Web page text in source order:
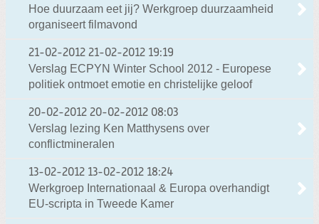
Hoe duurzaam eet jij? Werkgroep duurzaamheid
organiseert filmavond
21-02-2012 21-02-2012 19:19
Verslag ECPYN Winter School 2012 - Europese
politiek ontmoet emotie en christelijke geloof
20-02-2012 20-02-2012 08:03
Verslag lezing Ken Matthysens over
conflictmineralen
13-02-2012 13-02-2012 18:24
Werkgroep Internationaal & Europa overhandigt
EU-scripta in Tweede Kamer